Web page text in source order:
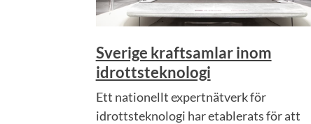
Sverige kraftsamlar inom
idrottsteknologi
Ett nationellt expertnätverk för
idrottsteknologi har etablerats för att